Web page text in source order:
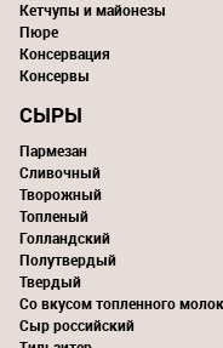
Кетчупы и майонезы
Пюре
Консервация
Консервы
СЫРЫ
Пармезан
Сливочный
Творожный
Топленый
Голландский
Полутвердый
Твердый
Со вкусом топленного
Сыр российский